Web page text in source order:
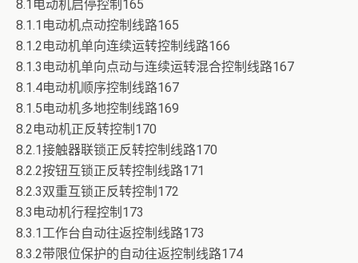
8.1电动机启停控制165
8.1.1电动机点动控制线路165
8.1.2电动机单向连续运转控制线路166
8.1.3电动机单向点动与连续运转混合控制线路167
8.1.4电动机顺序控制线路167
8.1.5电动机多地控制线路169
8.2电动机正反转控制170
8.2.1接触器联锁正反转控制线路170
8.2.2按钮互锁正反转控制线路171
8.2.3双重互锁正反转控制172
8.3电动机行程控制173
8.3.1工作台自动往返控制线路173
8.3.2带限位保护的自动往返控制线路174